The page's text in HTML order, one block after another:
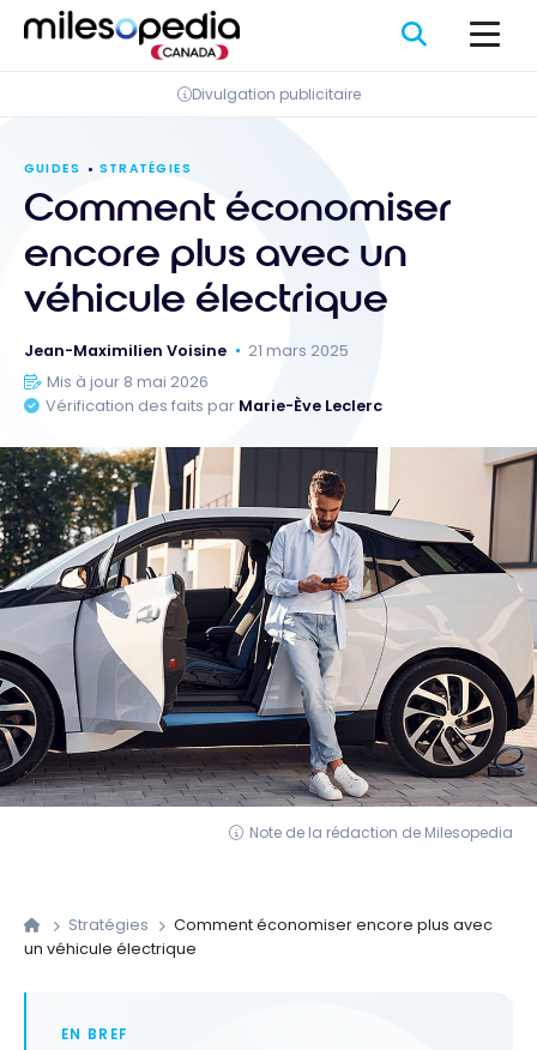
Panneau de gestion des cookies
Passer
Divulgation publicitaire
GUIDES STRATÉGIES
Comment économiser
encore plus avec un
véhicule électrique
Jean-Maximilien Voisine
21 mars 2025
Mis à jour 8 mai 2026
Vérification des faits par Marie-Ève Leclerc
Note de la rédaction de Milesopedia
Stratégies
Comment économiser encore plus avec
un véhicule électrique
EN BREF